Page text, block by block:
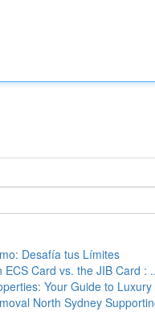
Desafía tus Límites
ECS Card vs. the JIB Card :
Your Guide to Luxury
North Sydney